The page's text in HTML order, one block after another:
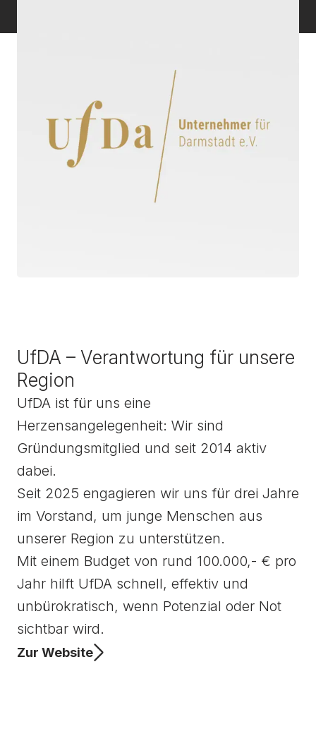
UfDA – Verantwortung für unsere
Region
UfDA ist für uns eine
Herzensangelegenheit: Wir sind
Gründungsmitglied und seit 2014 aktiv
dabei.
Seit 2025 engagieren wir uns für drei Jahre
im Vorstand, um junge Menschen aus
unserer Region zu unterstützen.
Mit einem Budget von rund 100.000,- € pro
Jahr hilft UfDA schnell, effektiv und
unbürokratisch, wenn Potenzial oder Not
sichtbar wird.
Zur Website